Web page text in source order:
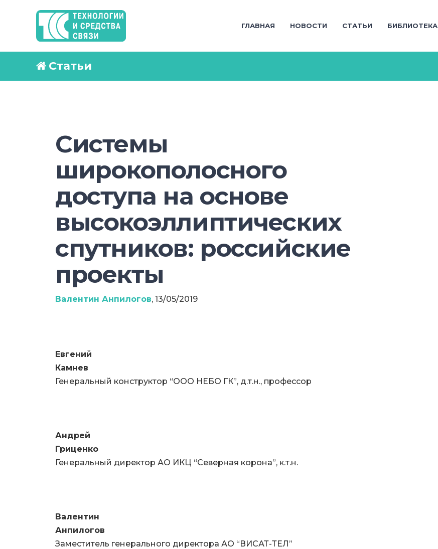
ГЛАВНАЯ НОВОСТИ СТАТЬИ БИБЛИОТЕКА
Статьи
Системы
широкополосного
доступа на основе
высокоэллиптических
спутников: российские
проекты
Валентин Анпилогов, 13/05/2019
Евгений
Камнев
Генеральный конструктор “ООО НЕБО ГК”, д.т.н., профессор
Андрей
Гриценко
Генеральный директор АО ИКЦ “Северная корона”, к.т.н.
Валентин
Анпилогов
Заместитель генерального директора АО “ВИСАТ-ТЕЛ”